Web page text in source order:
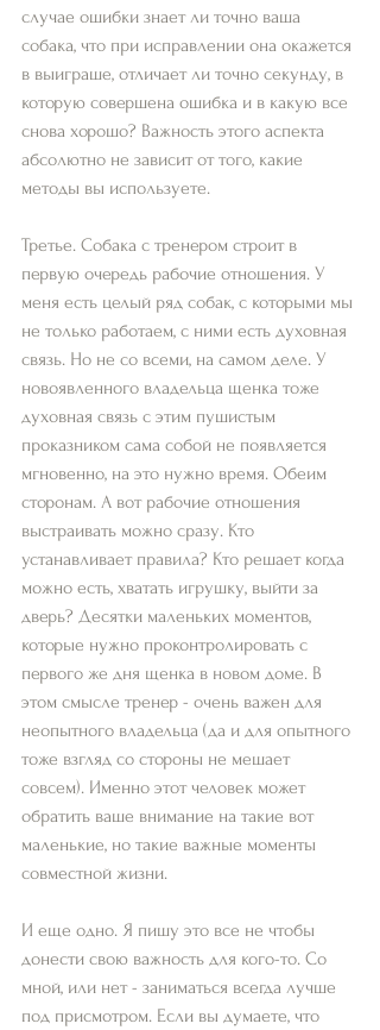
случае ошибки знает ли точно ваша
собака, что при исправлении она окажется
в выиграше, отличает ли точно секунду, в
которую совершена ошибка и в какую все
снова хорошо? Важность этого аспекта
абсолютно не зависит от того, какие
методы вы используете.
Третье. Собака с тренером строит в
первую очередь рабочие отношения. У
меня есть целый ряд собак, с которыми мы
не только работаем, с ними есть духовная
связь. Но не со всеми, на самом деле. У
новоявленного владельца щенка тоже
духовная связь с этим пушистым
проказником сама собой не появляется
мгновенно, на это нужно время. Обеим
сторонам. А вот рабочие отношения
выстраивать можно сразу. Кто
устанавливает правила? Кто решает когда
можно есть, хватать игрушку, выйти за
дверь? Десятки маленьких моментов,
которые нужно проконтролировать с
первого же дня щенка в новом доме. В
этом смысле тренер - очень важен для
неопытного владельца (да и для опытного
тоже взгляд со стороны не мешает
совсем). Именно этот человек может
обратить ваше внимание на такие вот
маленькие, но такие важные моменты
совместной жизни.
И еще одно. Я пишу это все не чтобы
донести свою важность для кого-то. Со
мной, или нет - заниматься всегда лучше
под присмотром. Если вы думаете, что